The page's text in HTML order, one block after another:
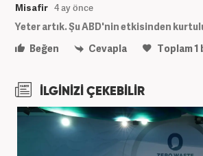
Misafir 4 ay önce
Yeter artık. Şu ABD'nin etkisinden
Beğen
Cevapla Toplam1
İLGİNİZİ ÇEKEBİLİR